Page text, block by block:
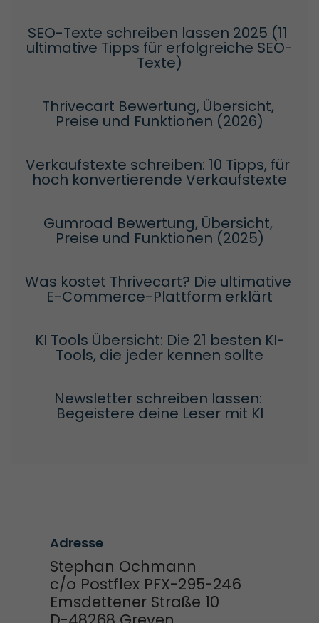
SEO-Texte schreiben lassen 2025 (11
ultimative Tipps für erfolgreiche SEO-
Texte)
Thrivecart Bewertung, Übersicht,
Preise und Funktionen (2026)
Verkaufstexte schreiben: 10 Tipps, für
hoch konvertierende Verkaufstexte
Gumroad Bewertung, Übersicht,
Preise und Funktionen (2025)
Was kostet Thrivecart? Die ultimative
E-Commerce-Plattform erklärt
KI Tools Übersicht: Die 21 besten KI-
Tools, die jeder kennen sollte
Newsletter schreiben lassen:
Begeistere deine Leser mit KI
Adresse
Stephan Ochmann
c/o Postflex PFX-295-246
Emsdettener Straße 10